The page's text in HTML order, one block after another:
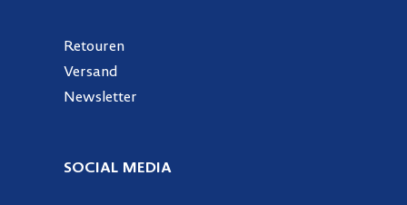
Retouren
Versand
Newsletter
SOCIAL MEDIA